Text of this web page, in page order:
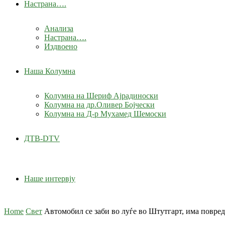
Настрана….
Анализа
Настрана….
Издвоено
Наша Колумна
Колумна на Шериф Ајрадиноски
Колумна на др.Оливер Бојчески
Колумна на Д-р Мухамед Шемоски
ДТВ-DTV
Наше интервју
Home Свет Автомобил се заби во луѓе во Штутгарт, има